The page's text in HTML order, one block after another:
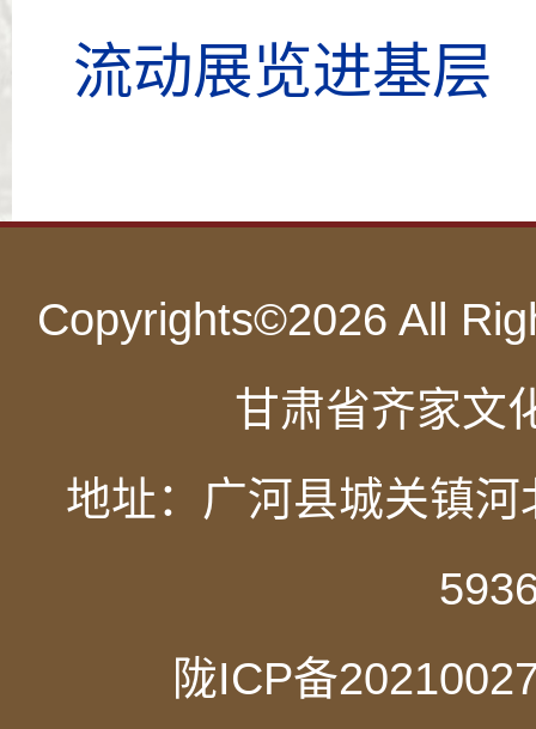
流动展览进基层
Copyrights©2026 All
甘肃省齐家文
地址：广河县城关镇
陇ICP备